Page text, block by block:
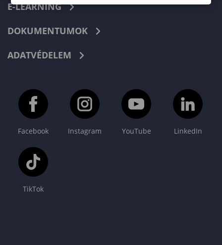
E-LEARNING
DOKUMENTUMOK
ADATVÉDELEM
Facebook Instagram YouTube LinkedIn
TikTok